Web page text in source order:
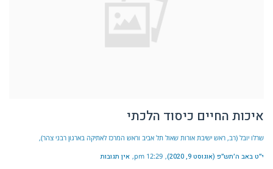
איכות החיים כיסוד הלכתי
שרלו יובל (רב, ראש ישיבת אורות שאול תל אביב וראש המרכז לאתיקה בארגון רבני צהר)
י״ט באב ה׳תש״פ (אוגוסט 9, 2020) 12:29 pm אין תגובות